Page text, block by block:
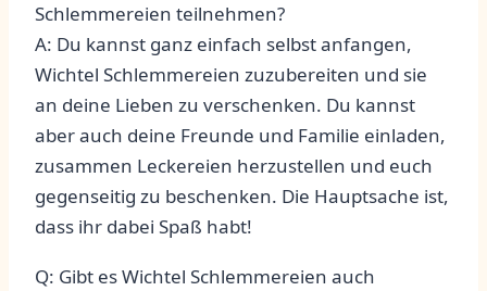
Schlemmereien teilnehmen?
A: Du kannst ganz einfach selbst anfangen,
‌Wichtel Schlemmereien ‌zuzubereiten und sie
an deine⁤ Lieben⁣ zu verschenken. Du ⁣kannst
aber⁢ auch deine Freunde und Familie einladen,
⁢zusammen‍ Leckereien herzustellen ​und euch⁣
gegenseitig zu ‌beschenken. Die Hauptsache ist,
dass ihr dabei Spaß habt!
Q: ⁢Gibt es Wichtel Schlemmereien auch ​